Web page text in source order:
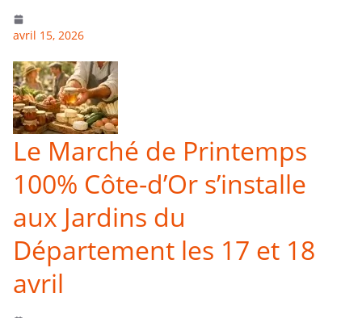
avril 15, 2026
Le Marché de Printemps
100% Côte-d’Or s’installe
aux Jardins du
Département les 17 et 18
avril